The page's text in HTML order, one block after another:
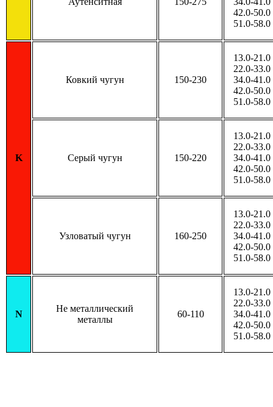
42.0-50.0
51.0-58.0
K
Ковкий чугун 150-230
13.0-21.0
22.0-33.0
34.0-41.0
42.0-50.0
51.0-58.0
Серый чугун 150-220
13.0-21.0
22.0-33.0
34.0-41.0
42.0-50.0
51.0-58.0
Узловатый чугун 160-250
13.0-21.0
22.0-33.0
34.0-41.0
42.0-50.0
51.0-58.0
N
Не металлический
металлы
60-110
13.0-21.0
22.0-33.0
34.0-41.0
42.0-50.0
51.0-58.0